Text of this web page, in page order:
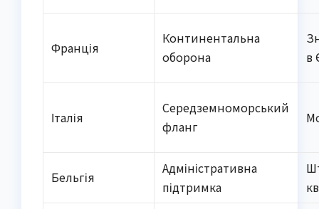
Франція
Континентальна
оборона
в
Італія
Середземноморський
фланг
Бельгія
Адміністративна
підтримка